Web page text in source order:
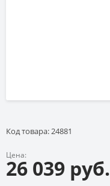
Код товара: 24881
Цена:
26 039 руб.